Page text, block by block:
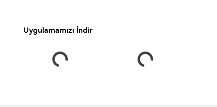
Uygulamamızı İndir